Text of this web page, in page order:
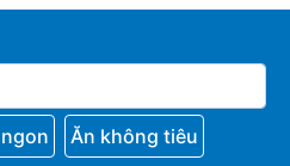
Ăn không tiêu